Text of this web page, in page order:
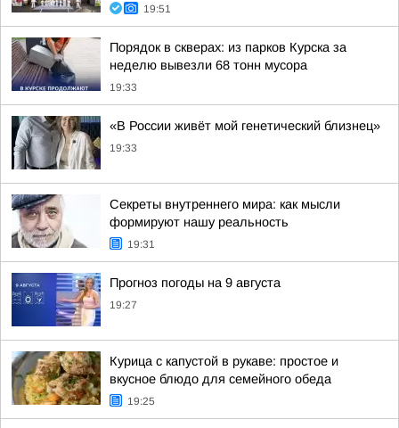
19:51
Порядок в скверах: из парков Курска за
неделю вывезли 68 тонн мусора
19:33
«В России живёт мой генетический близнец»
19:33
Секреты внутреннего мира: как мысли
формируют нашу реальность
19:31
Прогноз погоды на 9 августа
19:27
Курица с капустой в рукаве: простое и
вкусное блюдо для семейного обеда
19:25